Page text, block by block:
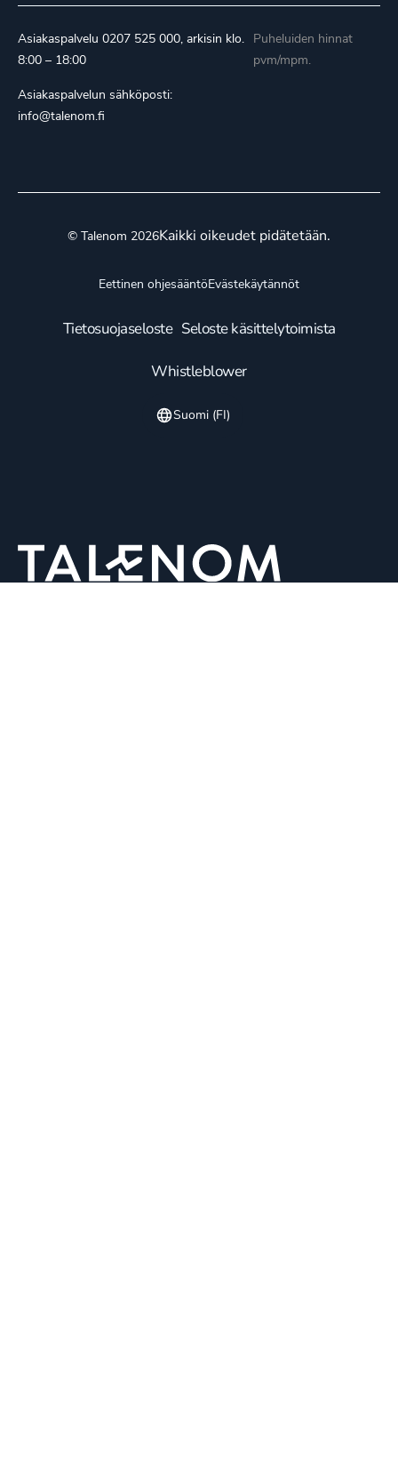
Asiakaspalvelu 0207 525 000, arkisin klo.
8:00 – 18:00
Asiakaspalvelun sähköposti:
info@talenom.fi
Puheluiden hinnat
pvm/mpm.
© Talenom 2026Kaikki oikeudet pidätetään.
Eettinen ohjesääntöEvästekäytännöt
Tietosuojaseloste Seloste käsittelytoimista
Whistleblower
Suomi (FI)